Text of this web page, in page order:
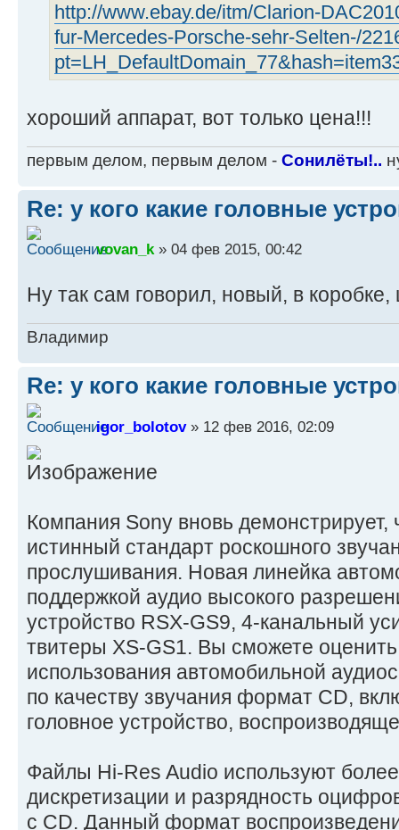
http://www.ebay.de/itm/Clarion-
fur-Mercedes-Porsche-sehr-Selten-/
хороший аппарат, вот только цена!!!
первым делом, первым делом - Сонилёты!..
Re: у кого какие головные
vovan_k» 04 фев 2015, 00:42
Ну так сам говорил, новый, в
Владимир
Re: у кого какие головные
igor_bolotov» 12 фев 2016, 02:09
Компания Sony вновь
истинный стандарт роскошного
прослушивания. Новая линейка
поддержкой аудио высокого
устройство RSX-GS9, 4-канальный
твитеры XS-GS1. Вы сможете
использования автомобильной
по качеству звучания формат CD,
головное устройство,
Файлы Hi-Res Audio используют
дискретизации и разрядность
с CD. Данный формат